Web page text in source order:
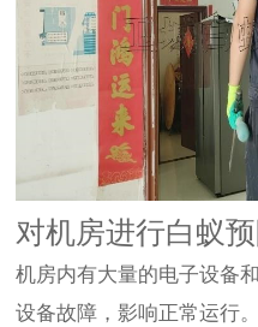
对机房进行白蚁
机房内有大量的电子设备
设备故障，影响正常运行